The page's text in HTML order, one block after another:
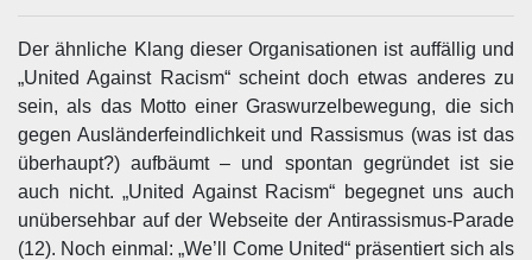
Der ähnliche Klang dieser Organisationen ist auffällig und
„United Against Racism“ scheint doch etwas anderes zu
sein, als das Motto einer Graswurzelbewegung, die sich
gegen Ausländerfeindlichkeit und Rassismus (was ist das
überhaupt?) aufbäumt – und spontan gegründet ist sie
auch nicht. „United Against Racism“ begegnet uns auch
unübersehbar auf der Webseite der Antirassismus-Parade
(12). Noch einmal: „We’ll Come United“ präsentiert sich als